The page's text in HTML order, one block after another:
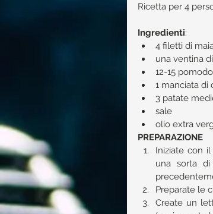
Ricetta per 4
Ingredienti:​
4 filetti di
una ventina
12-15
1 manciata di
3 patate
sale
olio extra
PREPARAZIONE
Iniziate con
una sorta
Preparate le
Create un